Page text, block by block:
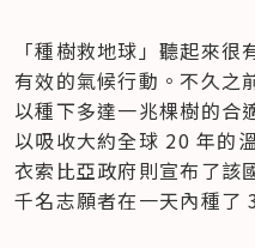
「種樹救地球」聽起來
有效的氣候行動。不久之
以種下多達一兆棵樹的合
以吸收大約全球 20 年的
衣索比亞政府則宣布了該
千名志願者在一天內種了